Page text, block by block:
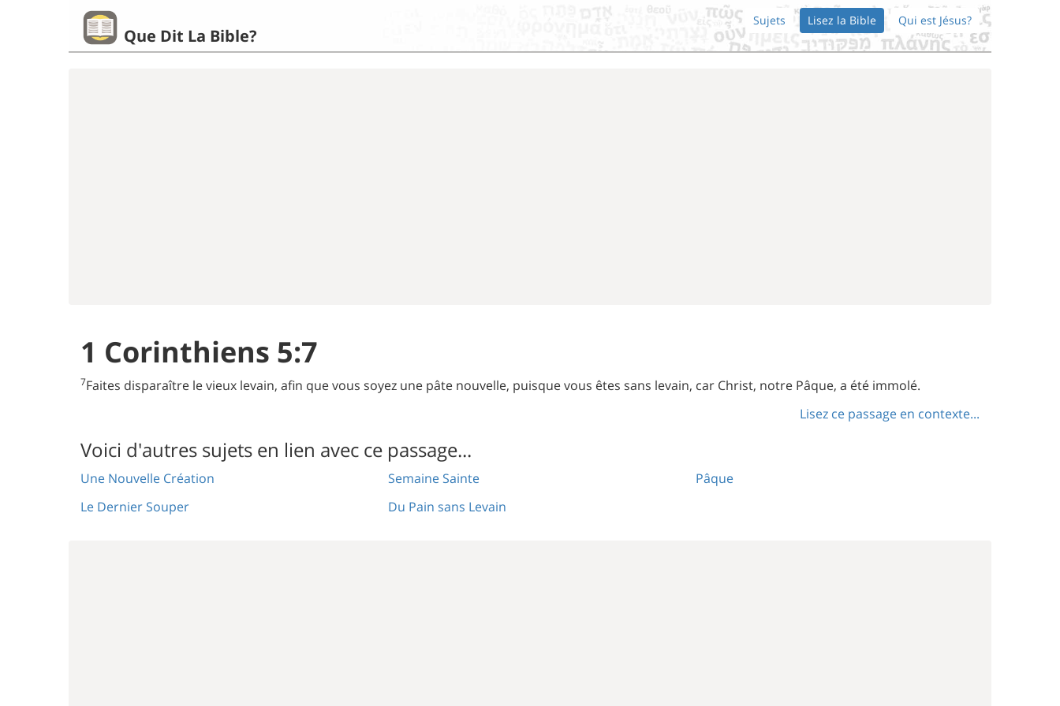
Que Dit La Bible?
Sujets Lisez la Bible Qui est Jésus?
1 Corinthiens 5:7
7Faites disparaître le vieux levain, afin que vous soyez une pâte nouvelle, puisque vous êtes sans levain, car Christ, notre Pâque, a été immolé.
Lisez ce passage en contexte...
Voici d'autres sujets en lien avec ce passage...
Une Nouvelle Création
Le Dernier Souper
Semaine Sainte
Du Pain sans Levain
Pâque